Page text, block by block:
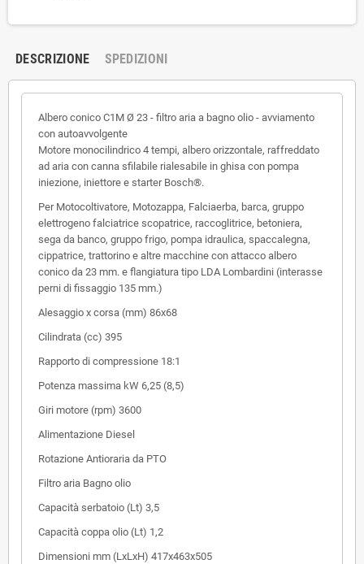
DESCRIZIONE SPEDIZIONI
Albero conico C1M Ø 23 - filtro aria a bagno olio - avviamento
con autoavvolgente
Motore monocilindrico 4 tempi, albero orizzontale, raffreddato
ad aria con canna sfilabile rialesabile in ghisa con pompa
iniezione, iniettore e starter Bosch®.
Per Motocoltivatore, Motozappa, Falciaerba, barca, gruppo
elettrogeno falciatrice scopatrice, raccoglitrice, betoniera,
sega da banco, gruppo frigo, pompa idraulica, spaccalegna,
cippatrice, trattorino e altre macchine con attacco albero
conico da 23 mm. e flangiatura tipo LDA Lombardini (interasse
perni di fissaggio 135 mm.)
Alesaggio x corsa (mm) 86x68
Cilindrata (cc) 395
Rapporto di compressione 18:1
Potenza massima kW 6,25 (8,5)
Giri motore (rpm) 3600
Alimentazione Diesel
Rotazione Antioraria da PTO
Filtro aria Bagno olio
Capacità serbatoio (Lt) 3,5
Capacità coppa olio (Lt) 1,2
Dimensioni mm (LxLxH) 417x463x505